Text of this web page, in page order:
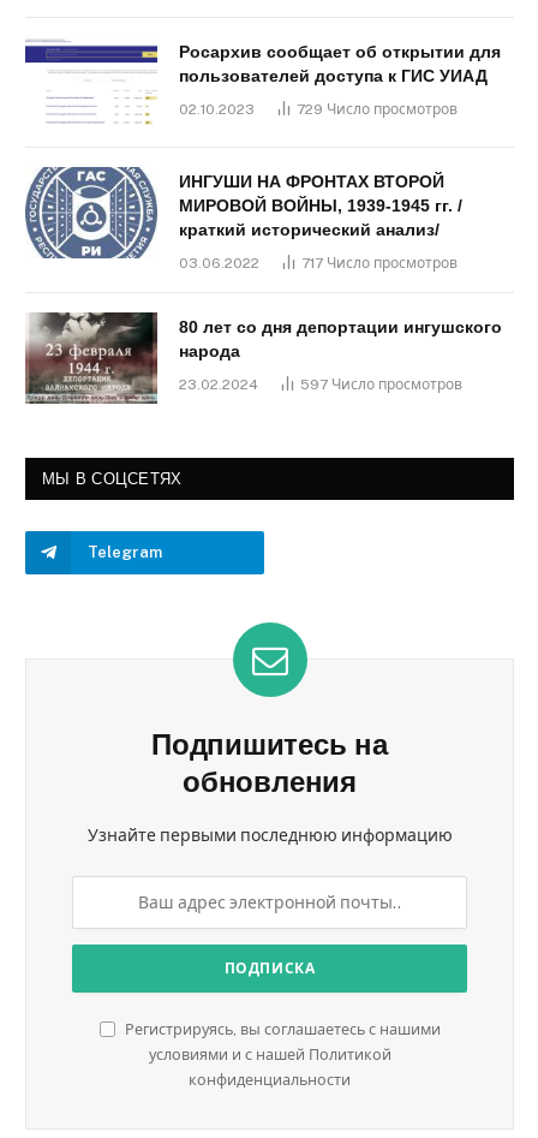
Росархив сообщает об открытии для
пользователей доступа к ГИС УИАД
02.10.2023 729 Число просмотров
ИНГУШИ НА ФРОНТАХ ВТОРОЙ
МИРОВОЙ ВОЙНЫ, 1939-1945 гг. /
краткий исторический анализ/
03.06.2022 717 Число просмотров
80 лет со дня депортации ингушского
народа
23.02.2024 597 Число просмотров
МЫ В СОЦСЕТЯХ
Telegram
Подпишитесь на
обновления
Узнайте первыми последнюю информацию
Регистрируясь, вы соглашаетесь с нашими
условиями и с нашей Политикой
конфиденциальности